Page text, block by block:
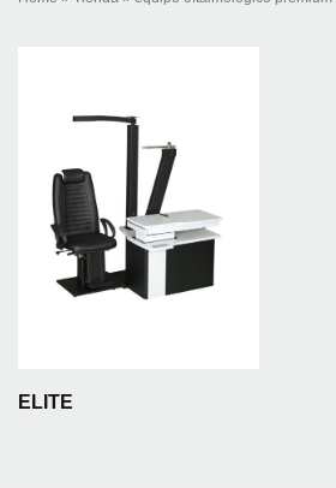
ELITE